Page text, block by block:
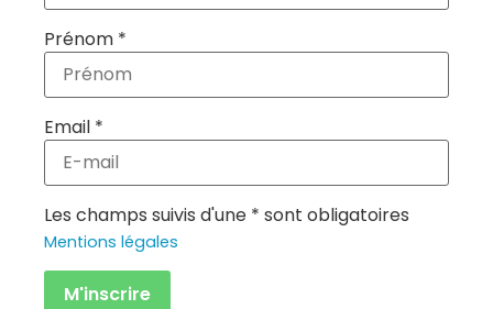
Prénom *
Email *
Les champs suivis d'une * sont obligatoires
Mentions légales